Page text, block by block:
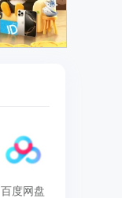
百度网盘